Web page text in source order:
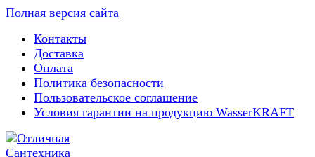
Полная версия сайта
Контакты
Доставка
Оплата
Политика безопасности
Пользовательское соглашение
Условия гарантии на продукцию WasserKRAFT